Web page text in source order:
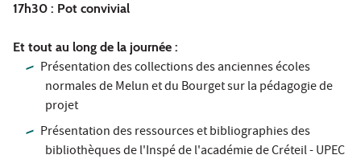
17h30 : Pot convivial
Et tout au long de la journée :
Présentation des collections des anciennes écoles
normales de Melun et du Bourget sur la pédagogie de
projet
Présentation des ressources et bibliographies des
bibliothèques de l'Inspé de l'académie de Créteil - UPEC